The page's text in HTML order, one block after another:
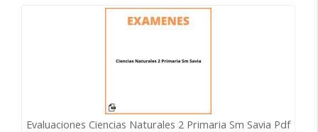
Evaluaciones Ciencias Naturales 2 Primaria Sm Savia Pdf